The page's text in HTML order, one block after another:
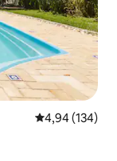
Средна
4,94 (134)